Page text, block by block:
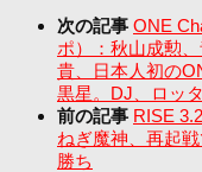
次の記事 ONE
ポ）：秋山成勲
貴、日本人初の
黒星。DJ、ロッ
前の記事 RISE
ねぎ魔神、再起
勝ち